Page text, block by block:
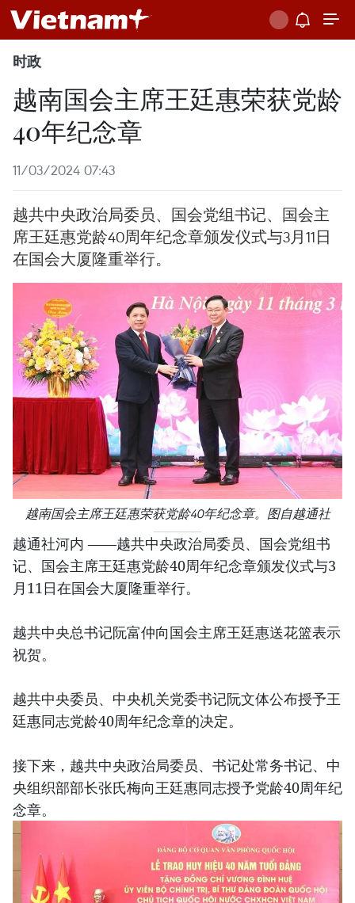
时政
越南国会主席王廷惠荣获党龄
40年纪念章
11/03/2024 07:43
越共中央政治局委员、国会党组书记、国会主
席王廷惠党龄40周年纪念章颁发仪式与3月11日
在国会大厦隆重举行。
越南国会主席王廷惠荣获党龄40年纪念章。图自越通社
越通社河内 ——越共中央政治局委员、国会党组书
记、国会主席王廷惠党龄40周年纪念章颁发仪式与3
月11日在国会大厦隆重举行。
越共中央总书记阮富仲向国会主席王廷惠送花篮表示
祝贺。
越共中央委员、中央机关党委书记阮文体公布授予王
廷惠同志党龄40周年纪念章的决定。
接下来，越共中央政治局委员、书记处常务书记、中
央组织部部长张氏梅向王廷惠同志授予党龄40周年纪
念章。